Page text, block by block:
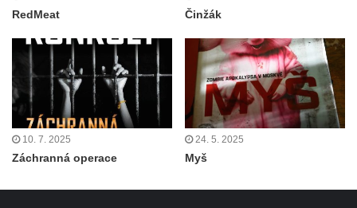
RedMeat Činžák
10. 7. 2025
Záchranná operace
24. 5. 2025
Myš